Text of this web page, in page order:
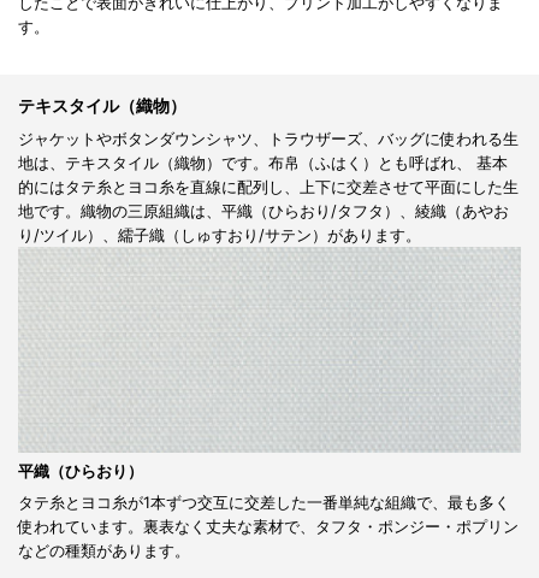
す。
テキスタイル（織物）
ジャケットやボタンダウンシャツ、トラウザーズ、バッグに使われる生
地は、テキスタイル（織物）です。布帛（ふはく）とも呼ばれ、 基本
的にはタテ糸とヨコ糸を直線に配列し、上下に交差させて平面にした生
地です。織物の三原組織は、平織（ひらおり/タフタ）、綾織（あやお
り/ツイル）、繻子織（しゅすおり/サテン）があります。
平織（ひらおり）
タテ糸とヨコ糸が1本ずつ交互に交差した一番単純な組織で、最も多く
使われています。裏表なく丈夫な素材で、タフタ・ポンジー・ポプリン
などの種類があります。